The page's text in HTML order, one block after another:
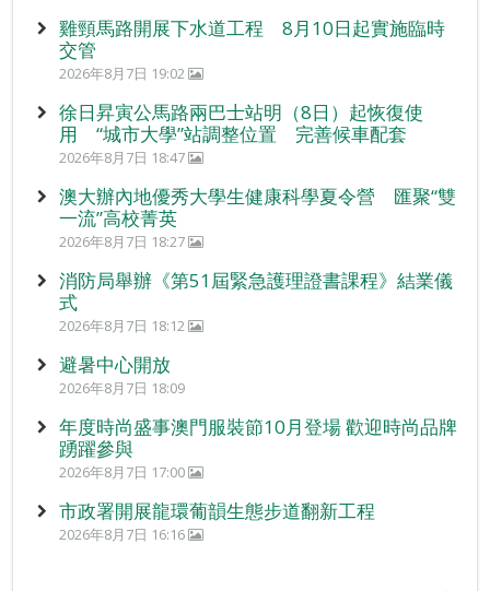
雞頸馬路開展下水道工程 8月10日起實施臨時
交管
2026年8月7日 19:02
徐日昇寅公馬路兩巴士站明（8日）起恢復使
用 “城市大學”站調整位置 完善候車配套
2026年8月7日 18:47
澳大辦內地優秀大學生健康科學夏令營 匯聚“雙
一流”高校菁英
2026年8月7日 18:27
消防局舉辦《第51屆緊急護理證書課程》結業儀
式
2026年8月7日 18:12
避暑中心開放
2026年8月7日 18:09
年度時尚盛事澳門服裝節10月登場 歡迎時尚品牌
踴躍參與
2026年8月7日 17:00
市政署開展龍環葡韻生態步道翻新工程
2026年8月7日 16:16